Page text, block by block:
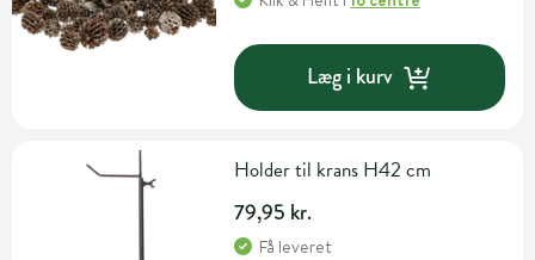
Læg i kurv
Holder til krans H42 cm
79,95 kr.
Få leveret